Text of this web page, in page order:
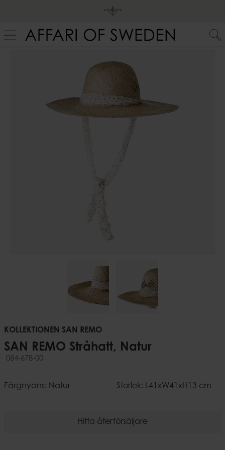
KOLLEKTIONEN SAN REMO
SAN REMO Stråhatt, Natur
084-678-00
Färgnyans: Natur Storlek: L41xW41xH13 cm
Hitta återförsäljare